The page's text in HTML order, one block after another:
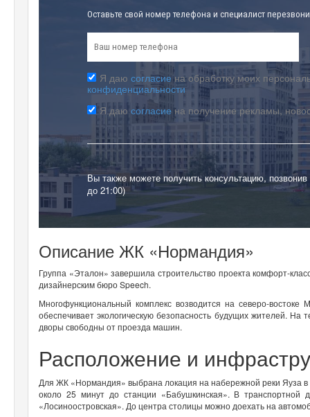
Оставьте свой номер телефона и специалист
Я даю согласиена обработку моих
конфиденциальности
Я даю согласие на получение рекламы,
Вы также можете получить консультацию,
до 21:00)
Описание ЖК «Нормандия»
Группа «Эталон» завершила строительство проекта комфорт-
дизайнерским бюро Speech.
Многофункциональный комплекс возводится на северо-
обеспечивает экологическую безопасность будущих жителей.
дворы свободны от проезда машин.
Расположение и
Для ЖК «Нормандия» выбрана локация на набережной реки Яуза
около 25 минут до станции «Бабушкинская». В транспортной
«Лосиноостровская». До центра столицы можно доехать на